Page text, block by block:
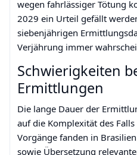
wegen fahrlässiger Tötung
2029 ein Urteil gefällt
siebenjährigen
Verjährung immer
Schwierigkeiten
Ermittlungen
Die lange Dauer der
auf die Komplexität des
Vorgänge fanden in
sowie Übersetzung